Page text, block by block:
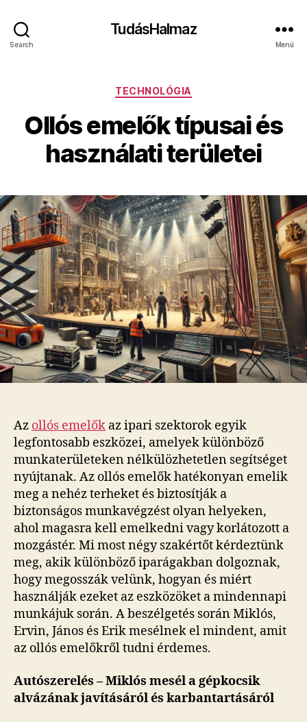
Search
TudásHalmaz
Menü
Kategóriák
TECHNOLÓGIA
Ollós emelők típusai és
használati területei
Az ollós emelők az ipari szektorok egyik
legfontosabb eszközei, amelyek különböző
munkaterületeken nélkülözhetetlen segítséget
nyújtanak. Az ollós emelők hatékonyan emelik
meg a nehéz terheket és biztosítják a
biztonságos munkavégzést olyan helyeken,
ahol magasra kell emelkedni vagy korlátozott a
mozgástér. Mi most négy szakértőt kérdeztünk
meg, akik különböző iparágakban dolgoznak,
hogy megosszák velünk, hogyan és miért
használják ezeket az eszközöket a mindennapi
munkájuk során. A beszélgetés során Miklós,
Ervin, János és Erik mesélnek el mindent, amit
az ollós emelőkről tudni érdemes.
Autószerelés – Miklós mesél a gépkocsik
alvázának javításáról és karbantartásáról